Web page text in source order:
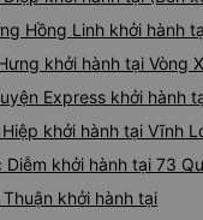
Hồng Linh khởi hành
khởi hành tại Vòng
Express khởi hành
khởi hành tại Vĩnh
Diễm khởi hành tại 73
khởi hành tại